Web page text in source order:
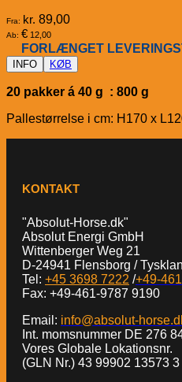
Fra: kr. 89,00
Ab: € 12,00
FORLÆNGET
INFO KØB
20 pakker á 40 g : 800 g
Pallestørrelse i cm: H170 x
KONTAKT
"Absolut-Horse.dk"
Absolut Energi GmbH
Wittenberger Weg 21
D-24941 Flensborg /
Tel: +45 3698 7222 /+49-
Fax: +49-461-9787 9190
Email: info@absolut-
Int. momsnummer DE 276
Vores Globale Lokationsnr.
(GLN Nr.) 43 99902 13573 3